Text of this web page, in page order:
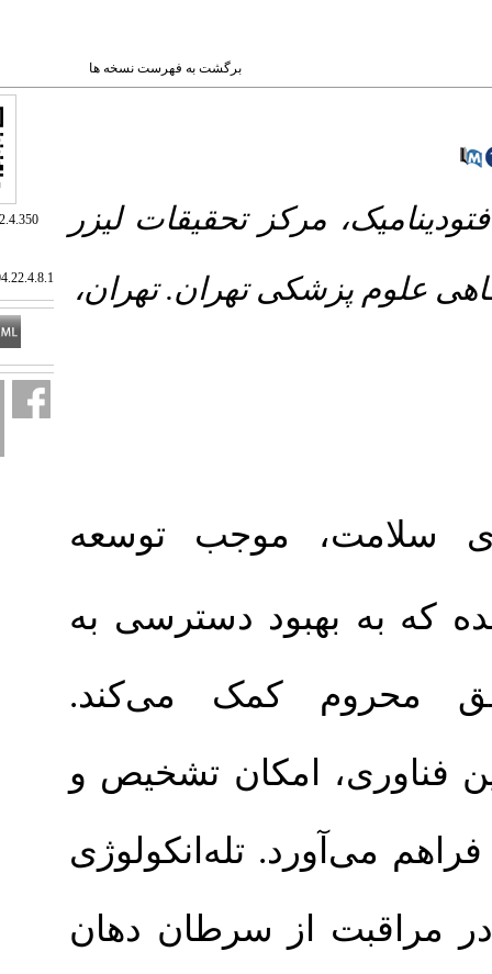
برگشت به فهرست نسخه ها
مرکز تحقیقات لیزر
تهران. تهران،
موجب توسعه
دسترسی به
کمک می‌کند.
امکان تشخیص و
تله‌انکولوژی
از سرطان دهان
‎ 10.66224/jrds.22.4.350
20.1001.1.20084676.1404.22.4.8.1